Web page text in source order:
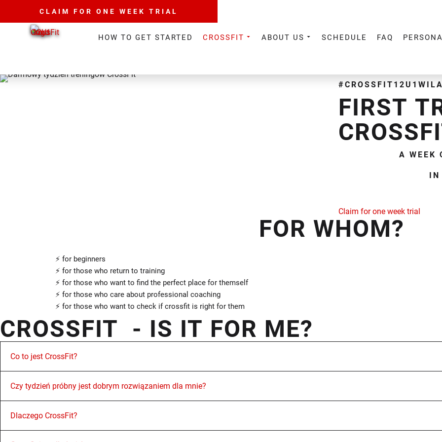
CLAIM FOR ONE WEEK TRIAL
HOW TO GET STARTED CROSSFIT ABOUT US SCHEDULE FAQ
FIRST
A WEEK
IN
Claim for one week trial
FOR WHOM?
⚡️ for beginners
⚡️ for those who return to training
⚡️ for those who want to find the perfect place for themself
⚡️ for those who care about professional coaching
⚡️ for those who want to check if crossfit is right for them
CROSSFIT - IS IT FOR ME?
Co to jest CrossFit?
Czy tydzień próbny jest dobrym rozwiązaniem dla mnie?
Skoro trafiłeś na naszą stronę, to znaczy, że szukasz dla siebie idealnego miejsca do trenowania – TYDZIEŃ
Dlaczego CrossFit?